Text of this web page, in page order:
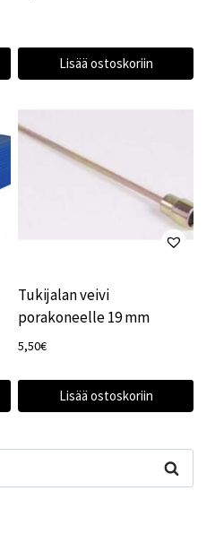
Lisää ostoskoriin
Tukijalan veivi
porakoneelle 19 mm
5,50€
Lisää ostoskoriin
Haku